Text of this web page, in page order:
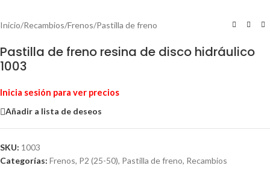
Inicio/Recambios/Frenos/Pastilla de freno
Pastilla de freno resina de disco hidráulico
1003
Inicia sesión para ver precios
Añadir a lista de deseos
SKU: 1003
Categorías: Frenos, P2 (25-50), Pastilla de freno, Recambios